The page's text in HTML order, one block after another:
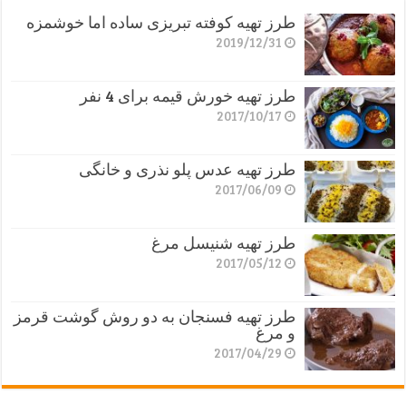
طرز تهیه کوفته تبریزی ساده اما خوشمزه
2019/12/31
طرز تهیه خورش قیمه برای 4 نفر
2017/10/17
طرز تهیه عدس پلو نذری و خانگی
2017/06/09
طرز تهیه شنیسل مرغ
2017/05/12
طرز تهیه فسنجان به دو روش گوشت قرمز
و مرغ
2017/04/29